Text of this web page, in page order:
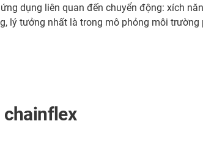
dụng liên quan đến chuyển động: xích
lý tưởng nhất là trong mô phỏng môi
chainflex